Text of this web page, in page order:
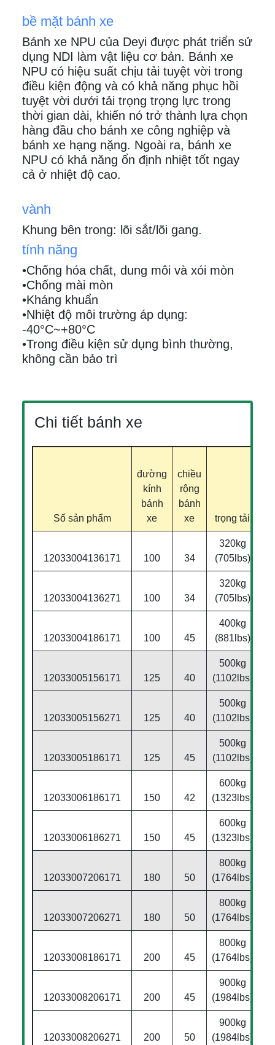
bề mặt bánh xe
Bánh xe NPU của Deyi được phát triển sử
dụng NDI làm vật liệu cơ bản. Bánh xe
NPU có hiệu suất chịu tải tuyệt vời trong
điều kiện động và có khả năng phục hồi
tuyệt vời dưới tải trọng trọng lực trong
thời gian dài, khiến nó trở thành lựa chọn
hàng đầu cho bánh xe công nghiệp và
bánh xe hạng nặng. Ngoài ra, bánh xe
NPU có khả năng ổn định nhiệt tốt ngay
cả ở nhiệt độ cao.
vành
Khung bên trong: lõi sắt/lõi gang.
tính năng
•Chống hóa chất, dung môi và xói mòn
•Chống mài mòn
•Kháng khuẩn
•Nhiệt độ môi trường áp dụng:
-40°C~+80°C
•Trong điều kiện sử dụng bình thường,
không cần bảo trì
Chi tiết bánh xe
Số sản phẩm
đường
kính
bánh
xe
chiều
rộng
bánh
xe
trọng tải
12033004136171 100 34
320kg
(705lbs)
12033004136271 100 34
320kg
(705lbs)
12033004186171 100 45
400kg
(881lbs)
12033005156171 125 40
500kg
(1102lbs)
12033005156271 125 40
500kg
(1102lbs)
12033005186171 125 45
500kg
(1102lbs)
12033006186171 150 42
600kg
(1323lbs)
12033006186271 150 45
600kg
(1323lbs)
12033007206171 180 50
800kg
(1764lbs)
12033007206271 180 50
800kg
(1764lbs)
12033008186171 200 45
800kg
(1764lbs)
12033008206171 200 45
900kg
(1984lbs)
12033008206271 200 50
900kg
(1984lbs)